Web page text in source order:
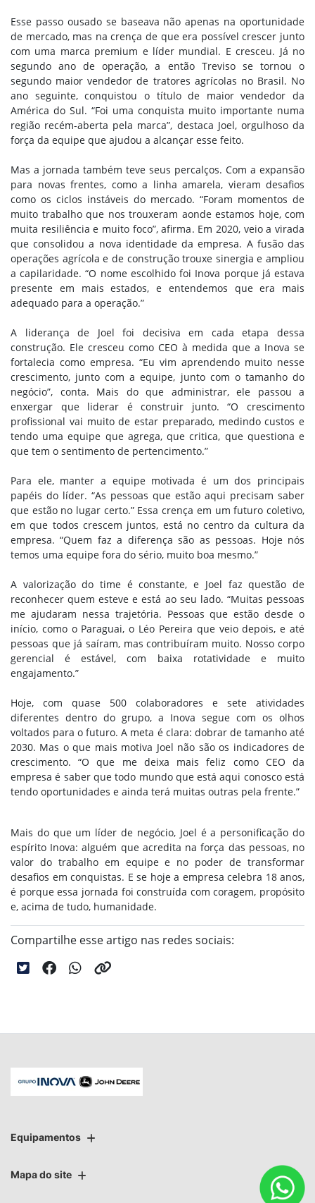
Esse passo ousado se baseava não apenas na oportunidade
de mercado, mas na crença de que era possível crescer junto
com uma marca premium e líder mundial. E cresceu. Já no
segundo ano de operação, a então Treviso se tornou o
segundo maior vendedor de tratores agrícolas no Brasil. No
ano seguinte, conquistou o título de maior vendedor da
América do Sul. “Foi uma conquista muito importante numa
região recém-aberta pela marca”, destaca Joel, orgulhoso da
força da equipe que ajudou a alcançar esse feito.
Mas a jornada também teve seus percalços. Com a expansão
para novas frentes, como a linha amarela, vieram desafios
como os ciclos instáveis do mercado. “Foram momentos de
muito trabalho que nos trouxeram aonde estamos hoje, com
muita resiliência e muito foco”, afirma. Em 2020, veio a virada
que consolidou a nova identidade da empresa. A fusão das
operações agrícola e de construção trouxe sinergia e ampliou
a capilaridade. “O nome escolhido foi Inova porque já estava
presente em mais estados, e entendemos que era mais
adequado para a operação.”
A liderança de Joel foi decisiva em cada etapa dessa
construção. Ele cresceu como CEO à medida que a Inova se
fortalecia como empresa. “Eu vim aprendendo muito nesse
crescimento, junto com a equipe, junto com o tamanho do
negócio”, conta. Mais do que administrar, ele passou a
enxergar que liderar é construir junto. “O crescimento
profissional vai muito de estar preparado, medindo custos e
tendo uma equipe que agrega, que critica, que questiona e
que tem o sentimento de pertencimento.”
Para ele, manter a equipe motivada é um dos principais
papéis do líder. “As pessoas que estão aqui precisam saber
que estão no lugar certo.” Essa crença em um futuro coletivo,
em que todos crescem juntos, está no centro da cultura da
empresa. “Quem faz a diferença são as pessoas. Hoje nós
temos uma equipe fora do sério, muito boa mesmo.”
A valorização do time é constante, e Joel faz questão de
reconhecer quem esteve e está ao seu lado. “Muitas pessoas
me ajudaram nessa trajetória. Pessoas que estão desde o
início, como o Paraguai, o Léo Pereira que veio depois, e até
pessoas que já saíram, mas contribuíram muito. Nosso corpo
gerencial é estável, com baixa rotatividade e muito
engajamento.”
Hoje, com quase 500 colaboradores e sete atividades
diferentes dentro do grupo, a Inova segue com os olhos
voltados para o futuro. A meta é clara: dobrar de tamanho até
2030. Mas o que mais motiva Joel não são os indicadores de
crescimento. “O que me deixa mais feliz como CEO da
empresa é saber que todo mundo que está aqui conosco está
tendo oportunidades e ainda terá muitas outras pela frente.”
Mais do que um líder de negócio, Joel é a personificação do
espírito Inova: alguém que acredita na força das pessoas, no
valor do trabalho em equipe e no poder de transformar
desafios em conquistas. E se hoje a empresa celebra 18 anos,
é porque essa jornada foi construída com coragem, propósito
e, acima de tudo, humanidade.
Compartilhe esse artigo nas redes sociais:
Equipamentos
Mapa do site